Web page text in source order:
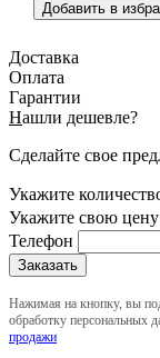
Добавить в
Доставка
Оплата
Гарантии
Нашли дешевле?
Сделайте свое
Укажите
Укажите свою цену
Телефон
Нажимая на кнопку, вы
обработку персональных
продажи